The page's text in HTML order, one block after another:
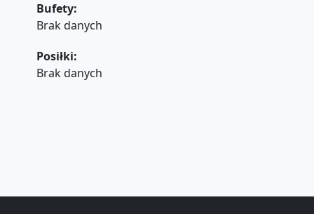
Bufety:
Brak danych
Posiłki:
Brak danych